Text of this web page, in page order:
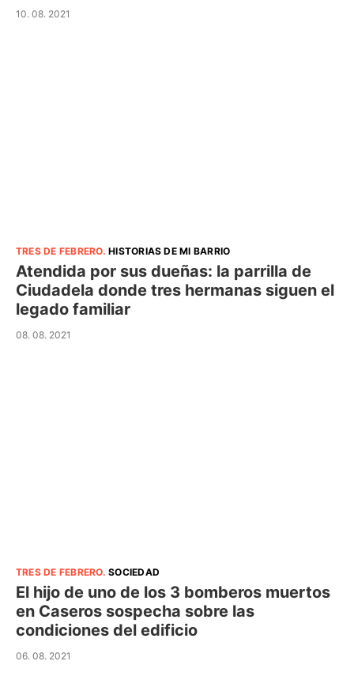
10. 08. 2021
TRES DE FEBRERO.HISTORIAS DE MI BARRIO
Atendida por sus dueñas: la parrilla de
Ciudadela donde tres hermanas siguen el
legado familiar
08. 08. 2021
TRES DE FEBRERO.SOCIEDAD
El hijo de uno de los 3 bomberos muertos
en Caseros sospecha sobre las
condiciones del edificio
06. 08. 2021